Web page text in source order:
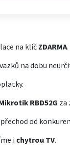
na klíč ZDARMA.
na dobu
RBD52G za
od
i chytrou TV.